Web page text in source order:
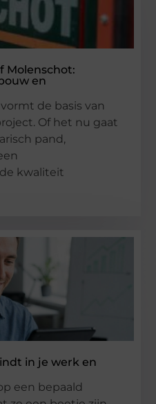
Molenschot:
en
de basis van
Of het nu gaat
pand,
kwaliteit
in je werk en
een bepaald